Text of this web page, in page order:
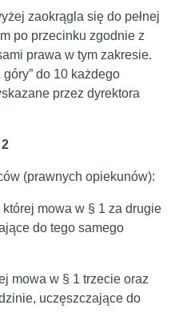
zaokrągla się do pełnej
po przecinku zgodnie z
prawa w tym zakresie.
góry” do 10 każdego
przez dyrektora
2
(prawnych opiekunów):
mowa w § 1 za drugie
do tego samego
mowa w § 1 trzecie oraz
uczęszczające do